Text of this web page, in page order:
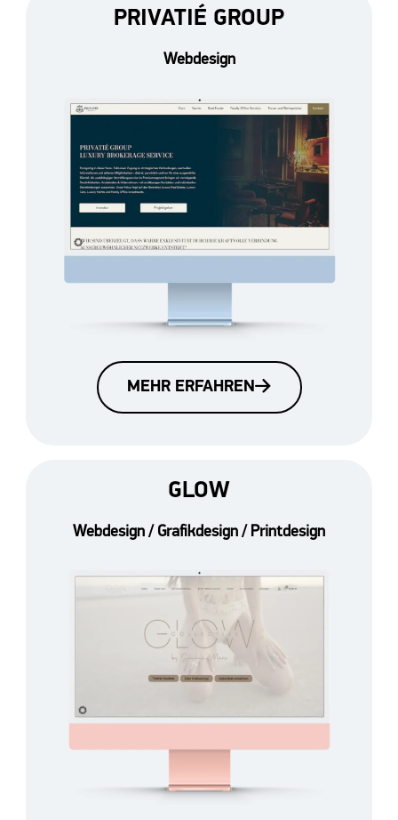
PRIVATIÉ GROUP
Webdesign
MEHR ERFAHREN
GLOW
Webdesign / Grafikdesign / Printdesign